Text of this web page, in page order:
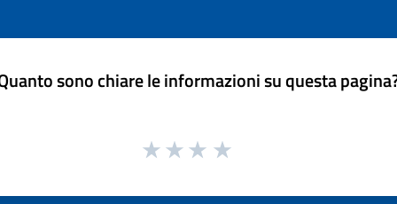
sono chiare le informazioni su questa